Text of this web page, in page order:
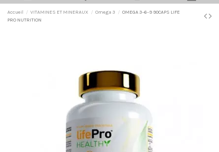
Accueil VITAMINES ET MINERAUX Omega 3
OMEGA 3-6-9 90CAPS LIFE
PRO NUTRITION